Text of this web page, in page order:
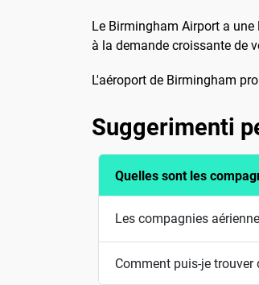
Le Birmingham Airport a
à la demande croissante de
L'aéroport de Birmingham
Suggerimenti
Quelles sont les
Les compagnies
Comment puis-je